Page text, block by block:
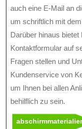
auch eine E-Mail an
um schriftlich mit
Darüber hinaus
Kontaktformular auf
Fragen stellen und
Kundenservice von
um Ihnen bei allen
behilflich zu sein.